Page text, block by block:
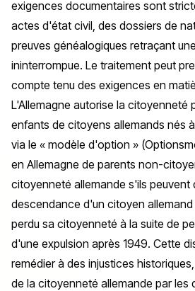
exigences documentaires sont
actes d'état civil, des dossiers de
preuves généalogiques retraçant
ininterrompue. Le traitement peut
compte tenu des exigences en
L'Allemagne autorise la citoyenneté
enfants de citoyens allemands nés
via le « modèle d'option » (
en Allemagne de parents non-
citoyenneté allemande s'ils peuvent
descendance d'un citoyen
perdu sa citoyenneté à la suite de
d'une expulsion après 1949. Cette
remédier à des injustices
de la citoyenneté allemande par les